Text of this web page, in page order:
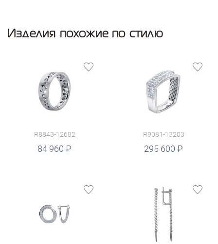
Изделия похожие по стилю
R8843-12682
84 960
R9081-13203
295 600
руб.